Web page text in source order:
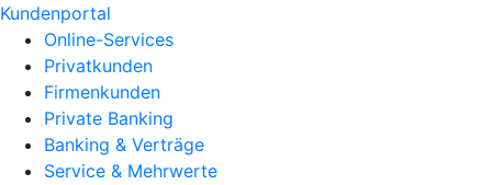
Kundenportal
Online-Services
Privatkunden
Firmenkunden
Private Banking
Banking & Verträge
Service & Mehrwerte